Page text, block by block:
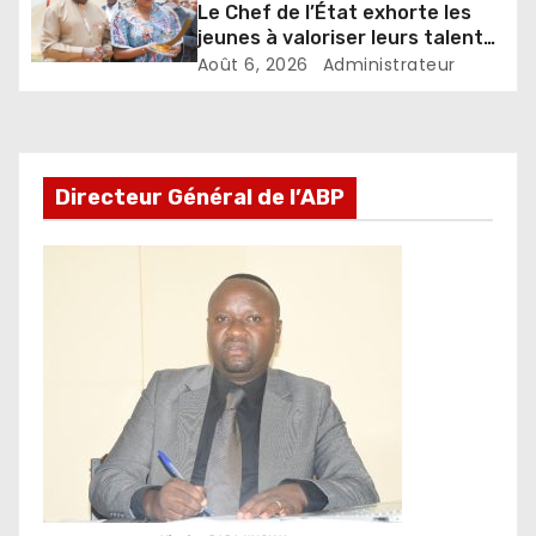
Le Chef de l’État exhorte les
jeunes à valoriser leurs talents
pour accélérer le
Août 6, 2026 Administrateur
Directeur Général de l’ABP